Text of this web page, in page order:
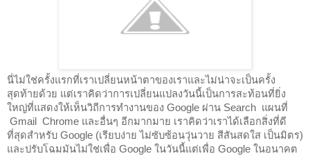
นี่ไม่ใช่ครั้งแรกที่เราเปลี่ยนหน้าตาของเราและไม่น่าจะเป็นครั้ง
สุดท้ายด้วย แต่เราคิดว่าการเปลี่ยนแปลงวันนี้เป็นการสะท้อนที่ยิ่ง
ใหญ่ที่แสดงให้เห็นวิถีการทำงานของ Google ผ่าน Search  แผนที่
Gmail  Chrome และอื่นๆ อีกมากมาย เราคิดว่าเราได้เลือกสิ่งที่ดี
ที่สุดสำหรับ Google (เรียบง่าย ไม่ซับซ้อนวุ่นวาย สีสันสดใส เป็นมิตร)
และปรับโฉมมันไม่ใช่เพื่อ Google ในวันนี้แต่เพื่อ Google ในอนาคต